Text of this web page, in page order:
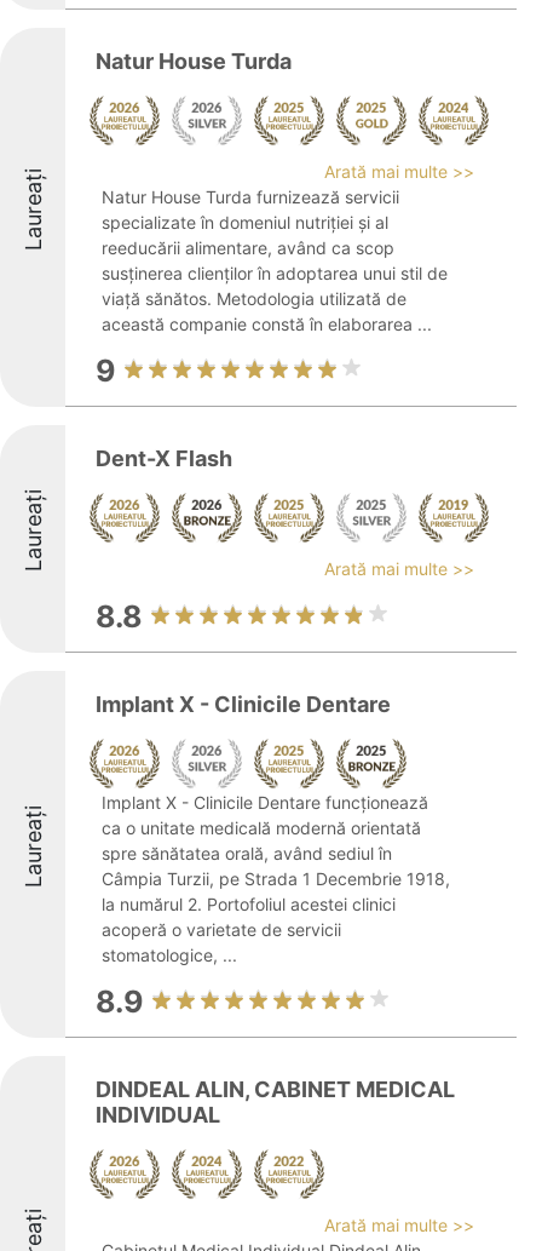
Laureați
Natur House Turda
Arată mai multe >>
Natur House Turda furnizează servicii
specializate în domeniul nutriției și al
reeducării alimentare, având ca scop
susținerea clienților în adoptarea unui stil de
viață sănătos. Metodologia utilizată de
această companie constă în elaborarea ...
9
Laureați
Dent-X Flash
Arată mai multe >>
8.8
Laureați
Implant X - Clinicile Dentare
Implant X - Clinicile Dentare funcționează
ca o unitate medicală modernă orientată
spre sănătatea orală, având sediul în
Câmpia Turzii, pe Strada 1 Decembrie 1918,
la numărul 2. Portofoliul acestei clinici
acoperă o varietate de servicii
stomatologice, ...
8.9
DINDEAL ALIN, CABINET MEDICAL
INDIVIDUAL
Arată mai multe >>